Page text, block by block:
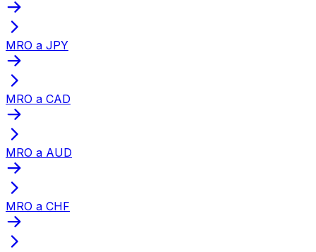
MRO a JPY
MRO a CAD
MRO a AUD
MRO a CHF